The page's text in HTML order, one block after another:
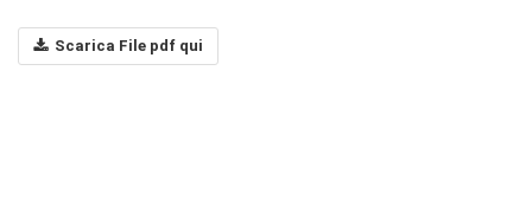
Scarica File pdf qui